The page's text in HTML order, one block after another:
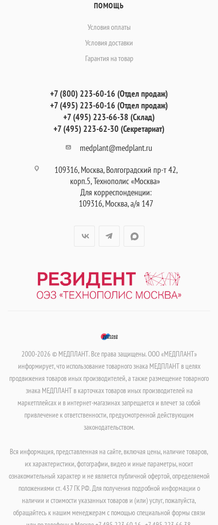
ПОМОЩЬ
Условия оплаты
Условия доставки
Гарантия на товар
+7 (800) 223-60-16 (Отдел продаж)
+7 (495) 223-60-16 (Отдел продаж)
+7 (495) 223-66-38 (Склад)
+7 (495) 223-62-30 (Секретариат)
medplant@medplant.ru
109316, Москва, Волгоградский пр-т 42,
корп.5, Технополис «Москва»
Для корреспонденции:
109316, Москва, а/я 147
2000-2026 © МЕДПЛАНТ. Все права защищены. ООО «МЕДПЛАНТ»
информирует, что использование товарного знака МЕДПЛАНТ в целях
продвижения товаров иных производителей, а также размещение товарного
знака МЕДПЛАНТ в карточках товаров иных производителей на
маркетплейсах и в интернет-магазинах запрещается и влечет за собой
привлечение к ответственности, предусмотренной действующим
законодательством.
Вся информация, представленная на сайте, включая цены, наличие товаров,
их характеристики, фотографии, видео и иные параметры, носит
ознакомительный характер и не является публичной офертой, определяемой
положениями ст. 437 ГК РФ. Для получения подробной информации о
наличии и стоимости указанных товаров и (или) услуг, пожалуйста,
обращайтесь к нашим менеджерам с помощью специальной формы связи